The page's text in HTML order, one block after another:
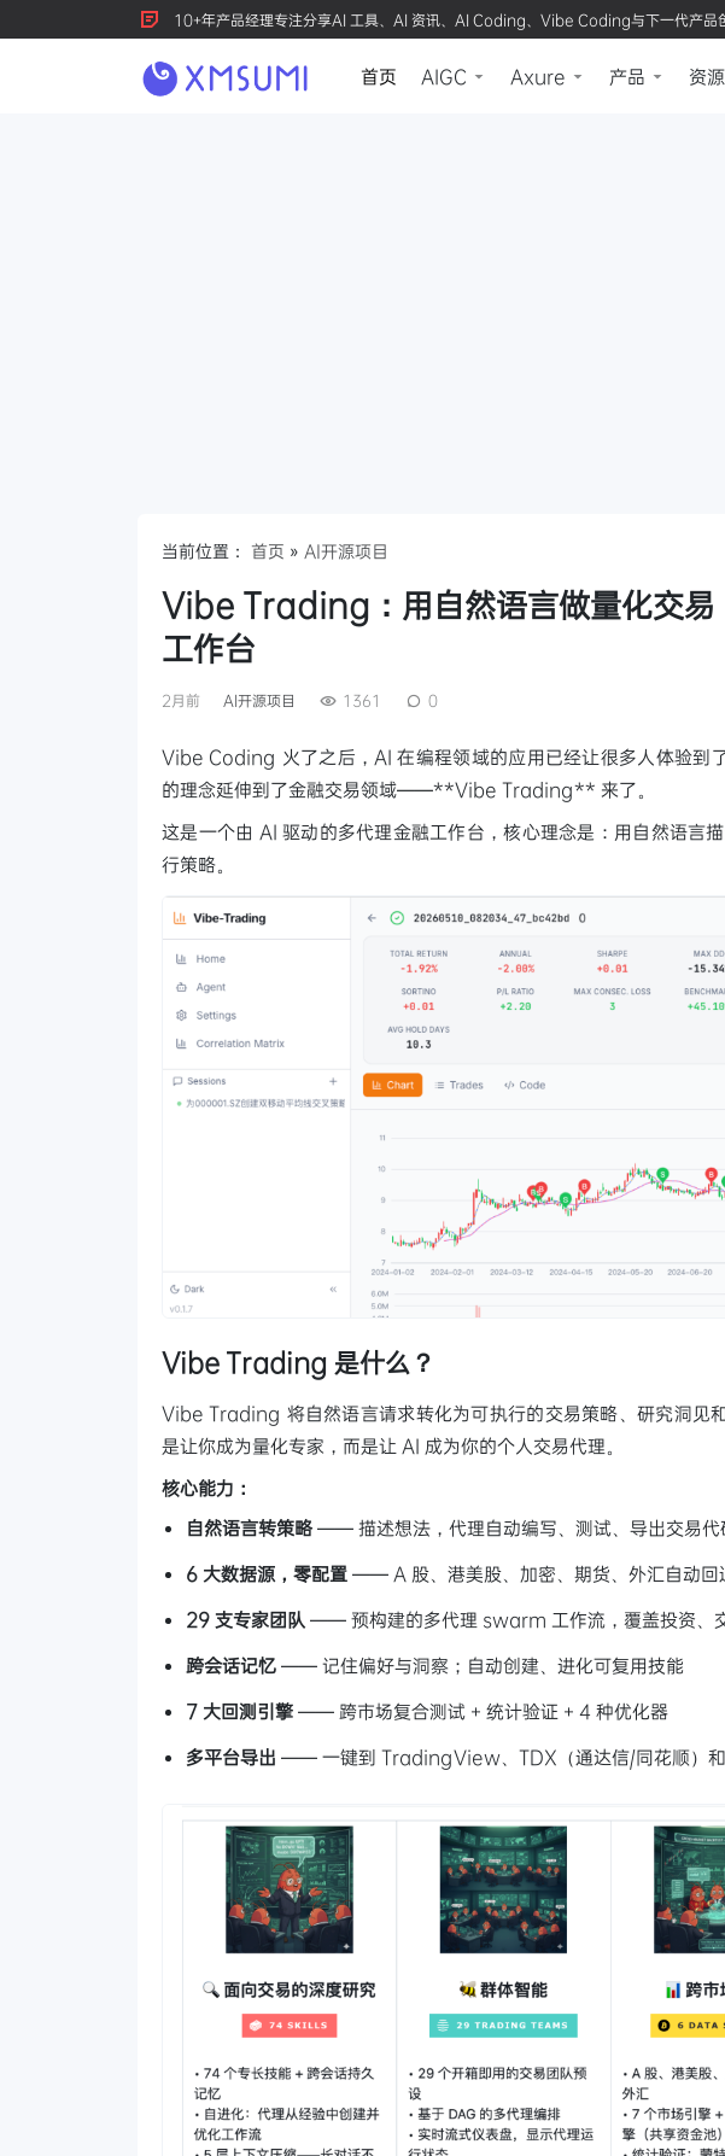
10+年产品经理专注分享AI 工具、AI 资讯、AI Coding、Vibe Coding与下一代产品
首页 AIGC Axure 产品 资源
当前位置： 首页 » AI开源项目
Vibe Trading：用自然语言做量化交易
工作台
2月前 AI开源项目 1361 0
Vibe Coding 火了之后，AI 在编程领域的应用已经让很多人体验到
的理念延伸到了金融交易领域——**Vibe Trading** 来了。
这是一个由 AI 驱动的多代理金融工作台，核心理念是：用自然语言
行策略。
Vibe Trading 是什么？
Vibe Trading 将自然语言请求转化为可执行的交易策略、研究洞见
是让你成为量化专家，而是让 AI 成为你的个人交易代理。
核心能力：
自然语言转策略 —— 描述想法，代理自动编写、测试、导出交易代
6 大数据源，零配置 —— A 股、港美股、加密、期货、外汇自动回
29 支专家团队 —— 预构建的多代理 swarm 工作流，覆盖投资、
跨会话记忆 —— 记住偏好与洞察；自动创建、进化可复用技能
7 大回测引擎 —— 跨市场复合测试 + 统计验证 + 4 种优化器
多平台导出 —— 一键到 TradingView、TDX（通达信/同花顺）